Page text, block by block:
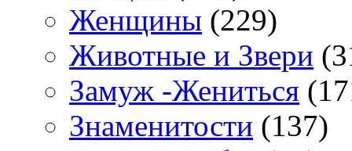
Женщины (229)
Животные и Звери
Замуж -Жениться
Знаменитости (137)